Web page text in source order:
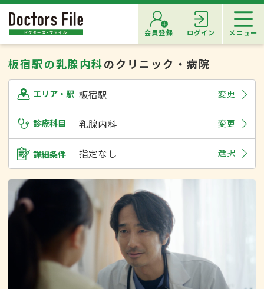
会員登録 ログイン メニュー
板宿駅の乳腺内科のクリニック・病院
エリア・駅 板宿駅 変更
診療科目 乳腺内科 変更
詳細条件 指定なし 選択